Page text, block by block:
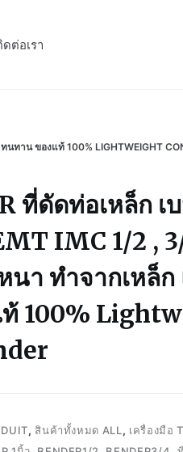
ดต่อเรา
ทาน ของแท้ 100% LIGHTWEIGHT
ที่ดัดท่อเหล็ก เ
IMC 1/2 ,
า ทำจากเหล็ก
100%
, สินค้าทั้งหมด ALL, เครื่องมือ